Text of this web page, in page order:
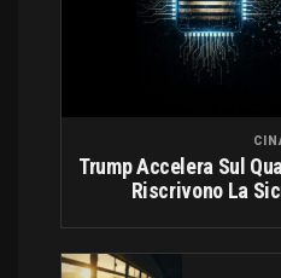
Trump Accelera Sul
Riscrivono La